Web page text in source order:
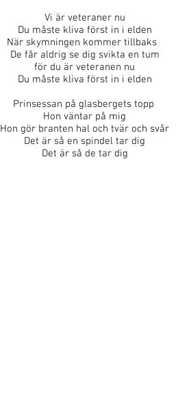
Vi är veteraner nu
Du måste kliva först in i elden
När skymningen kommer tillbaks
De får aldrig se dig svikta en tum
för du är veteranen nu
Du måste kliva först in i elden
Prinsessan på glasbergets topp
Hon väntar på mig
Hon gör branten hal och tvär och svår
Det är så en spindel tar dig
Det är så de tar dig